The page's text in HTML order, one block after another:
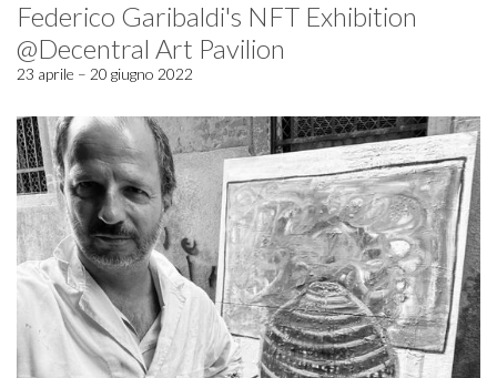
Federico Garibaldi's NFT Exhibition
@Decentral Art Pavilion
23 aprile – 20 giugno 2022